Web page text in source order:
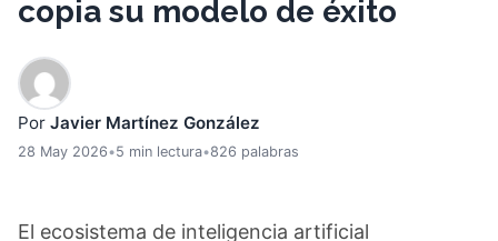
copia su modelo de éxito
Por Javier Martínez González
28 May 2026•5 min lectura•826 palabras
El ecosistema de inteligencia artificial